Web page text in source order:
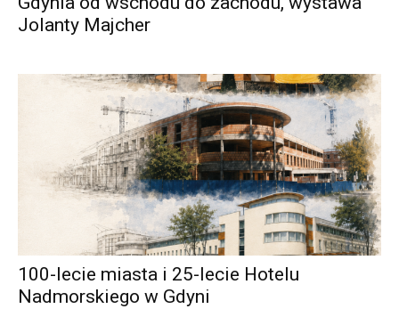
Jolanty Majcher
100-lecie miasta i 25-lecie Hotelu
Nadmorskiego w Gdyni